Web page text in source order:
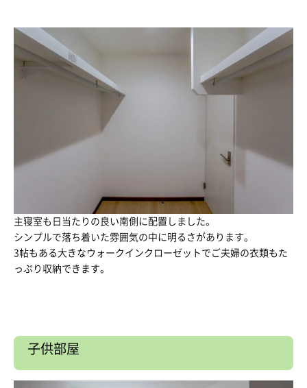
主寝室も日当たりの良い南側に配置しました。
シンプルで落ち着いた雰囲気の中に明るさがあります。
3帖もある大きなウォークインクローゼットでご夫婦の衣類もた
っぷり収納できます。
子供部屋